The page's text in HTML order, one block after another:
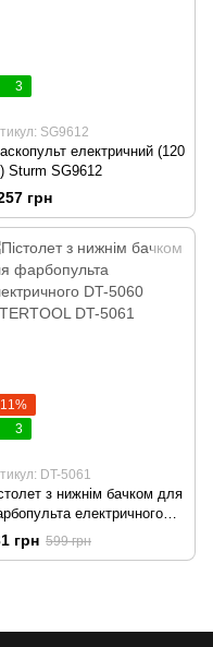
3
SG9612
електричний (120
Sturm SG9612
грн
3
DT-5061
з нижнім бачком для
електричного
5060 INTERTOOL DT-5061
грн 599 грн